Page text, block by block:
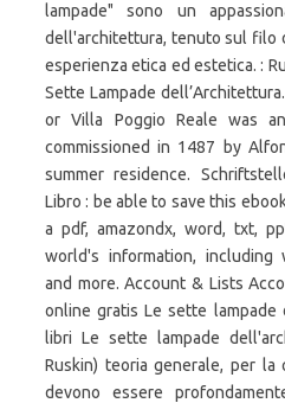
lampade" sono un
dell'architettura, tenuto sul filo
esperienza etica ed estetica. :
Sette Lampade
or Villa Poggio Reale was
commissioned in 1487 by
summer residence.
Libro : be able to save this
a pdf, amazondx, word, txt,
world's information, including
and more. Account & Lists
online gratis Le sette lampade
libri Le sette lampade
Ruskin) teoria generale, per
devono essere